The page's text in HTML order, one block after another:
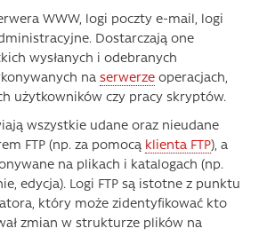
WWW, logi poczty e-mail, logi
Dostarczają one
wysłanych i odebranych
na serwerze operacjach,
użytkowników czy pracy skryptów.
wszystkie udane oraz nieudane
FTP (np. za pomocą klienta FTP), a
na plikach i katalogach (np.
edycja). Logi FTP są istotne z punktu
który może zidentyfikować kto
zmian w strukturze plików na